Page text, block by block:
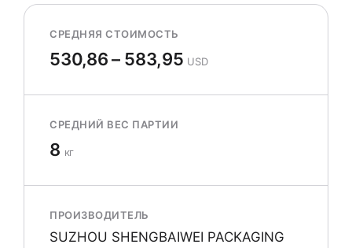
СРЕДНЯЯ СТОИМОСТЬ
530,86 – 583,95 USD
СРЕДНИЙ ВЕС ПАРТИИ
8 кг
ПРОИЗВОДИТЕЛЬ
SUZHOU SHENGBAIWEI PACKAGING